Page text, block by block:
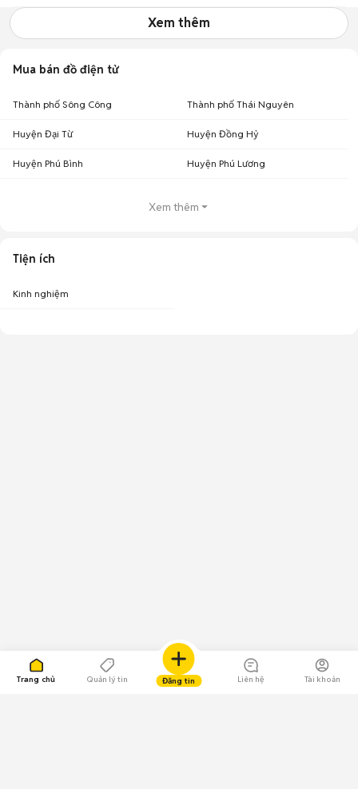
Trang chủ Quản lý tin Đăng tin Liên hệ Tài khoản
Xem thêm
Mua bán đồ điện tử
Thành phố Sông Công Thành phố Thái Nguyên
Huyện Đại Từ Huyện Đồng Hỷ
Huyện Phú Bình Huyện Phú Lương
Xem thêm
Tiện ích
Kinh nghiệm